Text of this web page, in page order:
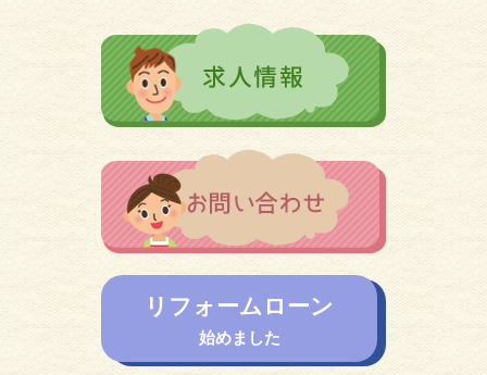
リフォームローン
始めました